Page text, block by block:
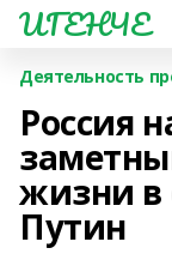
ИГЕНЧЕ
Деятельность
Россия
жизни в
Путин